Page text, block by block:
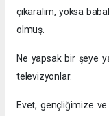
çıkaralım, yoksa
olmuş.
Ne yapsak bir şeye
televizyonlar.
Evet, gençliğimize